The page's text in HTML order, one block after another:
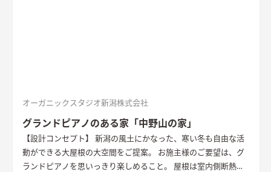
オーガニックスタジオ新潟株式会社
グランドピアノのある家「中野山の家」
【設計コンセプト】 新潟の風土にかなった、寒い冬も自由な活
動ができる大屋根の大空間をご提案。 お施主様のご要望は、グ
ランドピアノを思いっきり楽しめること。 屋根は室内側断熱材